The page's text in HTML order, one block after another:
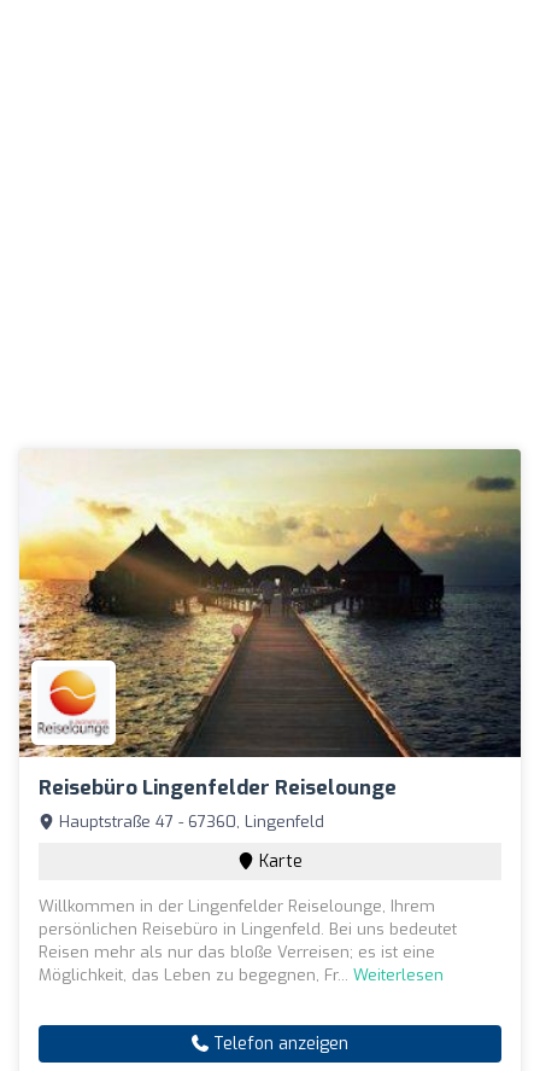
Reisebüro Lingenfelder Reiselounge
Hauptstraße 47 - 67360, Lingenfeld
Karte
Willkommen in der Lingenfelder Reiselounge, Ihrem
persönlichen Reisebüro in Lingenfeld. Bei uns bedeutet
Reisen mehr als nur das bloße Verreisen; es ist eine
Möglichkeit, das Leben zu begegnen, Fr... Weiterlesen
Telefon anzeigen